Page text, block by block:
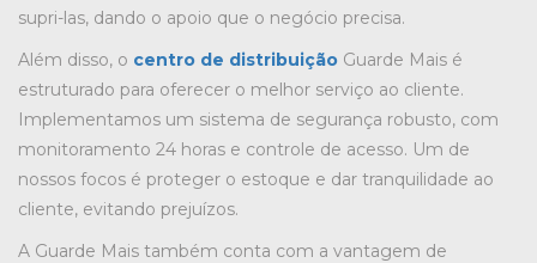
supri-las, dando o apoio que o negócio precisa.
Além disso, o centro de distribuição Guarde Mais é
estruturado para oferecer o melhor serviço ao cliente.
Implementamos um sistema de segurança robusto, com
monitoramento 24 horas e controle de acesso. Um de
nossos focos é proteger o estoque e dar tranquilidade ao
cliente, evitando prejuízos.
A Guarde Mais também conta com a vantagem de